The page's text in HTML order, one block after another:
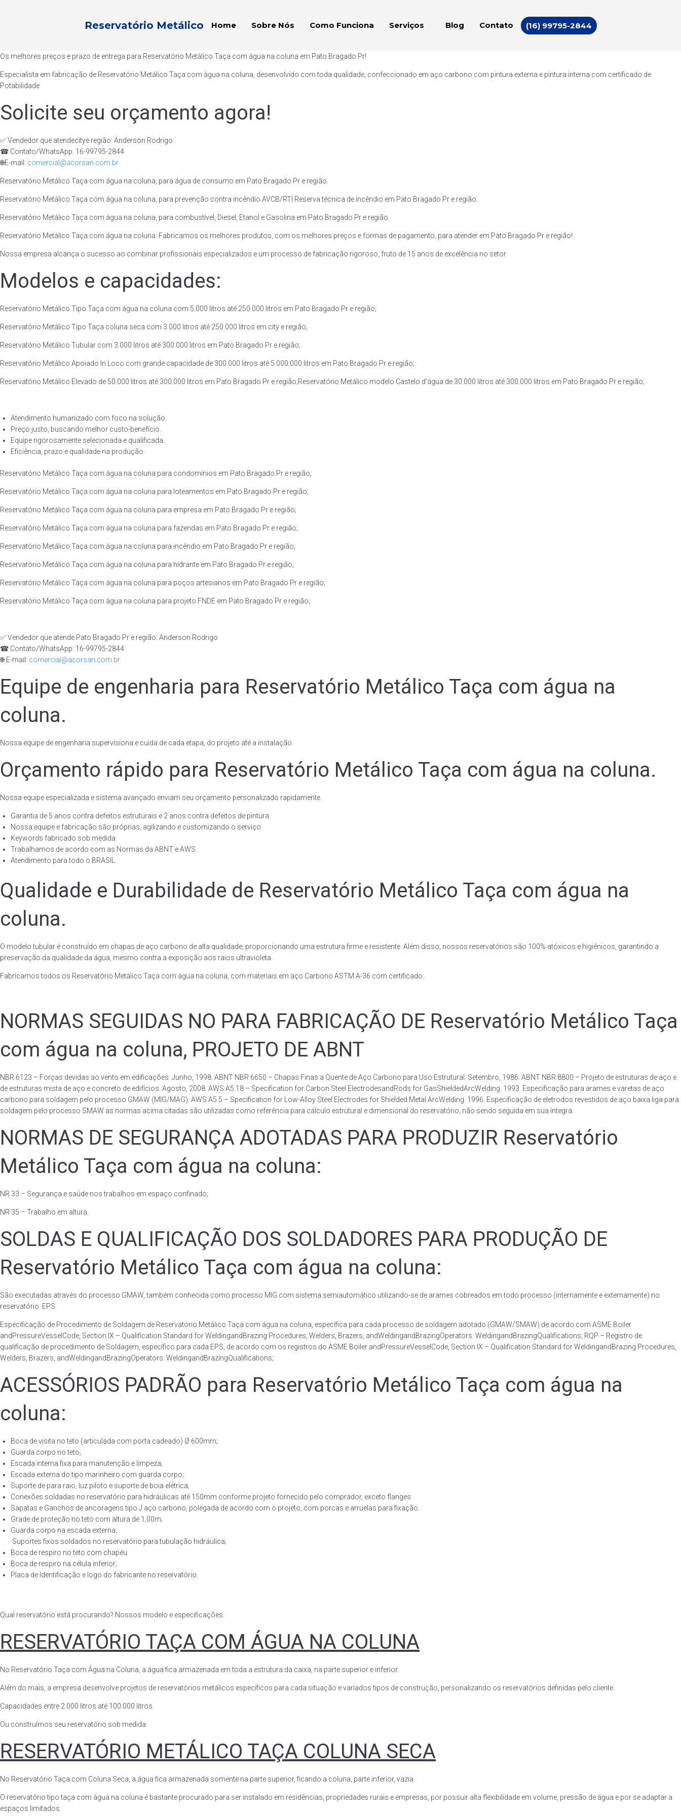
Reservatório Metálico Home Sobre Nós Como Funciona Serviços Blog Contato (16) 99795-2844
Os melhores preços e prazo de entrega para Reservatório Metálico Taça com água na coluna em Pato Bragado Pr!
Especialista em fabricação de Reservatório Metálico Taça com água na coluna, desenvolvido com toda qualidade, confeccionado em aço carbono com pintura externa e pintura interna com certificado de
Potabilidade.
Solicite seu orçamento agora!
✅ Vendedor que atendecitye região: Anderson Rodrigo
☎ Contato/WhatsApp: 16-99795-2844
🌐E-mail: comercial@acorsan.com.br
Reservatório Metálico Taça com água na coluna, para água de consumo em Pato Bragado Pr e região.
Reservatório Metálico Taça com água na coluna, para prevenção contra incêndio AVCB/RTI Reserva técnica de incêndio em Pato Bragado Pr e região.
Reservatório Metálico Taça com água na coluna, para combustível, Diesel, Etanol e Gasolina em Pato Bragado Pr e região.
Reservatório Metálico Taça com água na coluna: Fabricamos os melhores produtos, com os melhores preços e formas de pagamento, para atender em Pato Bragado Pr e região!
Nossa empresa alcança o sucesso ao combinar profissionais especializados e um processo de fabricação rigoroso, fruto de 15 anos de excelência no setor.
Modelos e capacidades:
Reservatório Metálico Tipo Taça com água na coluna com 5.000 litros até 250.000 litros em Pato Bragado Pr e região;
Reservatório Metálico Tipo Taça coluna seca com 3.000 litros até 250.000 litros em city e região;
Reservatório Metálico Tubular com 3.000 litros até 300.000 litros em Pato Bragado Pr e região;
Reservatório Metálico Apoiado In Loco com grande capacidade de 300.000 litros até 5.000.000 litros em Pato Bragado Pr e região;
Reservatório Metálico Elevado de 50.000 litros até 300.000 litros em Pato Bragado Pr e região;Reservatório Metálico modelo Castelo d’água de 30.000 litros até 300.000 litros em Pato Bragado Pr e região;
Atendimento humanizado com foco na solução.
Preço justo, buscando melhor custo-benefício.
Equipe rigorosamente selecionada e qualificada.
Eficiência, prazo e qualidade na produção.
Reservatório Metálico Taça com água na coluna para condomínios em Pato Bragado Pr e região;
Reservatório Metálico Taça com água na coluna para loteamentos em Pato Bragado Pr e região;
Reservatório Metálico Taça com água na coluna para empresa em Pato Bragado Pr e região;
Reservatório Metálico Taça com água na coluna para fazendas em Pato Bragado Pr e região;
Reservatório Metálico Taça com água na coluna para incêndio em Pato Bragado Pr e região;
Reservatório Metálico Taça com água na coluna para hidrante em Pato Bragado Pr e região;
Reservatório Metálico Taça com água na coluna para poços artesianos em Pato Bragado Pr e região;
Reservatório Metálico Taça com água na coluna para projeto FNDE em Pato Bragado Pr e região;
✅ Vendedor que atende Pato Bragado Pr e região: Anderson Rodrigo
☎ Contato/WhatsApp: 16-99795-2844
🌐 E-mail: comercial@acorsan.com.br
Equipe de engenharia para Reservatório Metálico Taça com água na
coluna.
Nossa equipe de engenharia supervisiona e cuida de cada etapa, do projeto até a instalação.
Orçamento rápido para Reservatório Metálico Taça com água na coluna.
Nossa equipe especializada e sistema avançado enviam seu orçamento personalizado rapidamente.
Garantia de 5 anos contra defeitos estruturais e 2 anos contra defeitos de pintura.
Nossa equipe e fabricação são próprias, agilizando e customizando o serviço.
Keywords fabricado sob medida.
Trabalhamos de acordo com as Normas da ABNT e AWS.
Atendimento para todo o BRASIL.
Qualidade e Durabilidade de Reservatório Metálico Taça com água na
coluna.
O modelo tubular é construído em chapas de aço carbono de alta qualidade, proporcionando uma estrutura firme e resistente. Além disso, nossos reservatórios são 100% atóxicos e higiênicos, garantindo a
preservação da qualidade da água, mesmo contra a exposição aos raios ultravioleta.
Fabricamos todos os Reservatório Metálico Taça com água na coluna, com materiais em aço Carbono ASTM A-36 com certificado.
NORMAS SEGUIDAS NO PARA FABRICAÇÃO DE Reservatório Metálico Taça
com água na coluna, PROJETO DE ABNT
NBR 6123 – Forças devidas ao vento em edificações. Junho, 1998. ABNT NBR 6650 – Chapas Finas a Quente de Aço Carbono para Uso Estrutural. Setembro, 1986. ABNT NBR 8800 – Projeto de estruturas de aço e
de estruturas mista de aço e concreto de edifícios. Agosto, 2008. AWS A5.18 – Specification for Carbon Steel ElectrodesandRods for GasShieldedArcWelding. 1993. Especificação para arames e varetas de aço
carbono para soldagem pelo processo GMAW (MIG/MAG). AWS A5.5 – Specification for Low-Alloy Steel Electrodes for Shielded Metal ArcWelding. 1996. Especificação de eletrodos revestidos de aço baixa liga para
soldagem pelo processo SMAW as normas acima citadas são utilizadas como referência para cálculo estrutural e dimensional do reservatório, não sendo seguida em sua íntegra.
NORMAS DE SEGURANÇA ADOTADAS PARA PRODUZIR Reservatório
Metálico Taça com água na coluna:
NR 33 – Segurança e saúde nos trabalhos em espaço confinado;
NR 35 – Trabalho em altura.
SOLDAS E QUALIFICAÇÃO DOS SOLDADORES PARA PRODUÇÃO DE
Reservatório Metálico Taça com água na coluna:
São executadas através do processo GMAW, também conhecida como processo MIG com sistema semiautomático utilizando-se de arames cobreados em todo processo (internamente e externamente) no
reservatório. EPS
Especificação de Procedimento de Soldagem de Reservatório Metálico Taça com água na coluna, específica para cada processo de soldagem adotado (GMAW/SMAW) de acordo com ASME Boiler
andPressureVesselCode, Section IX – Qualification Standard for WeldingandBrazing Procedures, Welders, Brazers, andWeldingandBrazingOperators: WeldingandBrazingQualifications; RQP – Registro de
qualificação de procedimento de Soldagem, específico para cada EPS, de acordo com os registros do ASME Boiler andPressureVesselCode, Section IX – Qualification Standard for WeldingandBrazing Procedures,
Welders, Brazers, andWeldingandBrazingOperators: WeldingandBrazingQualifications;
ACESSÓRIOS PADRÃO para Reservatório Metálico Taça com água na
coluna:
Boca de visita no teto (articulada com porta cadeado) Ø 600mm;
Guarda corpo no teto;
Escada interna fixa para manutenção e limpeza;
Escada externa do tipo marinheiro com guarda corpo;
Suporte de para raio, luz piloto e suporte de boia elétrica;
Conexões soldadas no reservatório para hidráulicas até 150mm conforme projeto fornecido pelo comprador, exceto flanges.
Sapatas e Ganchos de ancoragens tipo J aço carbono, polegada de acordo com o projeto, com porcas e arruelas para fixação.
Grade de proteção no teto com altura de 1,00m;
Guarda corpo na escada externa;
·Suportes fixos soldados no reservatório para tubulação hidráulica;
Boca de respiro no teto com chapéu
Boca de respiro na célula inferior;
Placa de Identificação e logo do fabricante no reservatório.
Qual reservatório está procurando? Nossos modelo e especificações:
RESERVATÓRIO TAÇA COM ÁGUA NA COLUNA
No Reservatório Taça com Água na Coluna, a água fica armazenada em toda a estrutura da caixa, na parte superior e inferior.
Além do mais, a empresa desenvolve projetos de reservatórios metálicos específicos para cada situação e variados tipos de construção, personalizando os reservatórios definidas pelo cliente.
Capacidades entre 2.000 litros até 100.000 litros.
Ou construímos seu reservatório sob medida.
RESERVATÓRIO METÁLICO TAÇA COLUNA SECA
No Reservatório Taça com Coluna Seca, a água fica armazenada somente na parte superior, ficando a coluna, parte inferior, vazia.
O reservatório tipo taça com água na coluna é bastante procurado para ser instalado em residências, propriedades rurais e empresas, por possuir alta flexibilidade em volume, pressão de água e por se adaptar a
espaços limitados.